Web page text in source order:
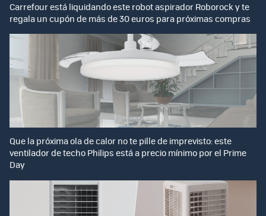
Carrefour está liquidando este robot aspirador Roborock y te
regala un cupón de más de 30 euros para próximas compras
Que la próxima ola de calor no te pille de imprevisto: este
ventilador de techo Philips está a precio mínimo por el Prime
Day